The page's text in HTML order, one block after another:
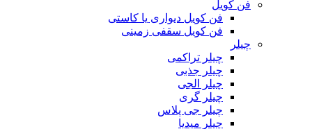
فن کویل
فن کویل دیواری یا کاستی
فن کویل سقفی زمینی
چیلر
چیلر تراکمی
چیلر جذبی
چیلر الجی
چیلر گری
چیلر جی پلاس
چیلر میدیا